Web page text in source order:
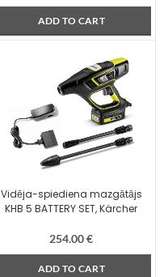
ADD TO CART
Vidēja-spiediena mazgātājs
KHB 5 BATTERY SET, Kärcher
254.00€
ADD TO CART